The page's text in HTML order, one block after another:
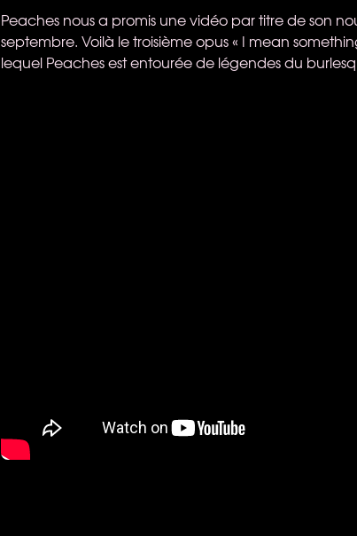
Peaches nous a promis une vidéo par titre de son
septembre. Voilà le troisième opus « I mean
lequel Peaches est entourée de légendes du